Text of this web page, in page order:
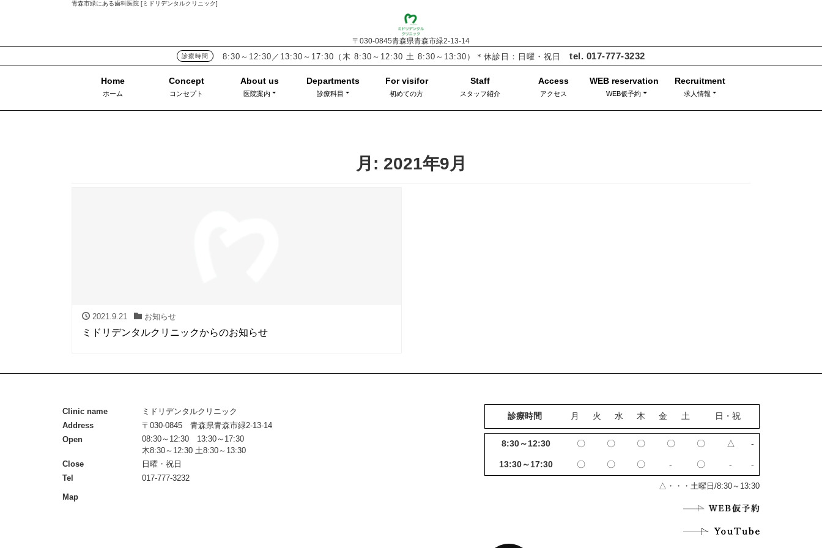
青森市緑にある歯科医院 [ミドリデンタルクリニック]
〒030-0845青森県青森市緑2-13-14
診療時間 8:30～12:30／13:30～17:30 （木 8:30～12:30 土 8:30～13:30） ＊休診日：日曜・祝日tel. 017-777-3232
ホーム コンセプト 医院案内 診療科目 初めての方 スタッフ紹介 アクセス WEB仮予約 求人情報
月: 2021年9月
2021.9.21 お知らせ
ミドリデンタルクリニックからのお知らせ
Clinic name
ミドリデンタルクリニック
Address
〒030-0845 青森県青森市緑2-13-14
Open
08:30～12:30 13:30～17:30
木8:30～12:30 土8:30～13:30
Close
日曜・祝日
Tel
017-777-3232
Map
診療時間 月 火 水 木 金 土 日・祝
8:30～12:30 〇 〇 〇 〇 〇 △ ‐
13:30～17:30 〇 〇 〇 ‐ 〇 ‐ ‐
△・・・土曜日/8:30～13:30